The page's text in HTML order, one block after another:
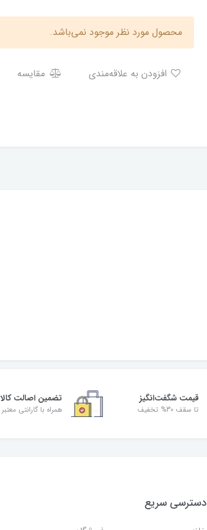
محصول مورد نظر موجود نمی‌باشد.
مقایسه
قیمت شگفت‌انگیز
تا سقف 30% تخفیف
تضمین اصالت کالا
همراه با گارانتی معتبر
دسترسی سریع